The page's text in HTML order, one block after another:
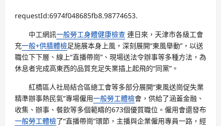
requestId:6974f048685fb8.98774653.
中工網訊一般勞工身體健康檢查 連日來，天津市各級工會
充一般+供膳體檢足施展本身上風，深刻展開“東風舉動”，以送
職位下下層、線上“直播帶崗”、現場送法令辦事等多種方法，為
休息者完成高東西的品質充足失業插上起飛的“同黨”。
紅橋區人社局結合區總工會等多部分展開“東風送崗促失業
精準辦事熱民氣”專場僱用一般勞工體檢會，供給了涵蓋金融、
收集、辦事、餐飲等多個範疇的673個優質職位。僱用會還發布
一般勞工體檢了“直播帶崗”環節，主播與企業僱用專員一路，經